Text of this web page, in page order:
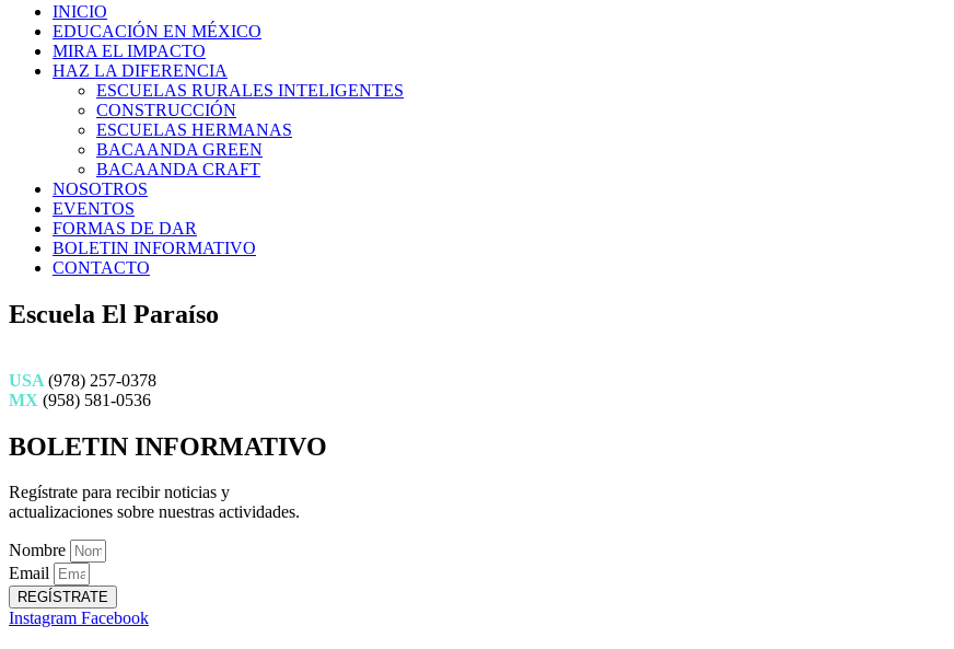
INICIO
EDUCACIÓN EN MÉXICO
MIRA EL IMPACTO
HAZ LA DIFERENCIA
ESCUELAS RURALES INTELIGENTES
CONSTRUCCIÓN
ESCUELAS HERMANAS
BACAANDA GREEN
BACAANDA CRAFT
NOSOTROS
EVENTOS
FORMAS DE DAR
BOLETIN INFORMATIVO
CONTACTO
Escuela El Paraíso
USA (978) 257-0378
MX (958) 581-0536
BOLETIN INFORMATIVO
Regístrate para recibir noticias y
actualizaciones sobre nuestras actividades.
Nombre
Email
REGÍSTRATE
Instagram Facebook